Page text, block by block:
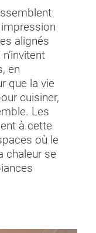
alignés
en
que la vie
cuisiner,
Les
à cette
où le
chaleur se